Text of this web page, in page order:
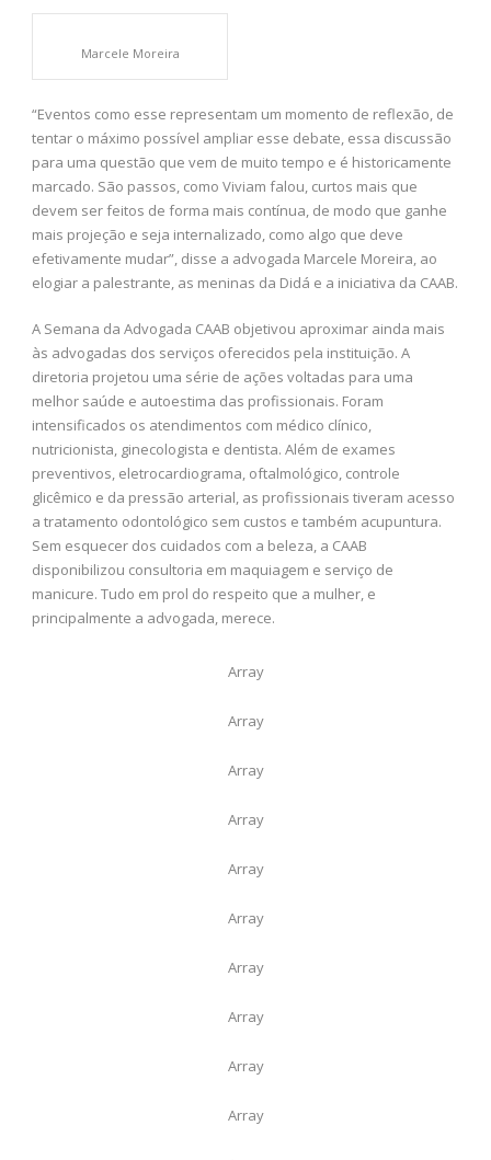
Marcele Moreira
“Eventos como esse representam um momento de reflexão, de
tentar o máximo possível ampliar esse debate, essa discussão
para uma questão que vem de muito tempo e é historicamente
marcado. São passos, como Viviam falou, curtos mais que
devem ser feitos de forma mais contínua, de modo que ganhe
mais projeção e seja internalizado, como algo que deve
efetivamente mudar”, disse a advogada Marcele Moreira, ao
elogiar a palestrante, as meninas da Didá e a iniciativa da CAAB.
A Semana da Advogada CAAB objetivou aproximar ainda mais
às advogadas dos serviços oferecidos pela instituição. A
diretoria projetou uma série de ações voltadas para uma
melhor saúde e autoestima das profissionais. Foram
intensificados os atendimentos com médico clínico,
nutricionista, ginecologista e dentista. Além de exames
preventivos, eletrocardiograma, oftalmológico, controle
glicêmico e da pressão arterial, as profissionais tiveram acesso
a tratamento odontológico sem custos e também acupuntura.
Sem esquecer dos cuidados com a beleza, a CAAB
disponibilizou consultoria em maquiagem e serviço de
manicure. Tudo em prol do respeito que a mulher, e
principalmente a advogada, merece.
Array
Array
Array
Array
Array
Array
Array
Array
Array
Array